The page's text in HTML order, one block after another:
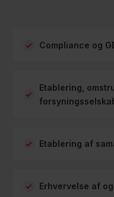
Compliance og
Etablering,
Etablering af
Erhvervelse af